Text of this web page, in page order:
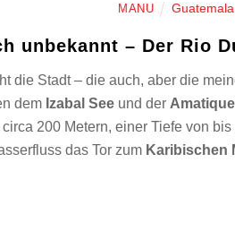
MANU Guatemala
unbekannt – Der Rio
die Stadt – die auch, aber die
dem Izabal See und der
200 Metern, einer Tiefe von
das Tor zum Karibischen